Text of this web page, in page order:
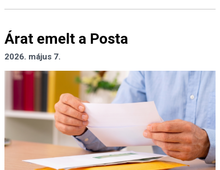
Árat emelt a Posta
2026. május 7.